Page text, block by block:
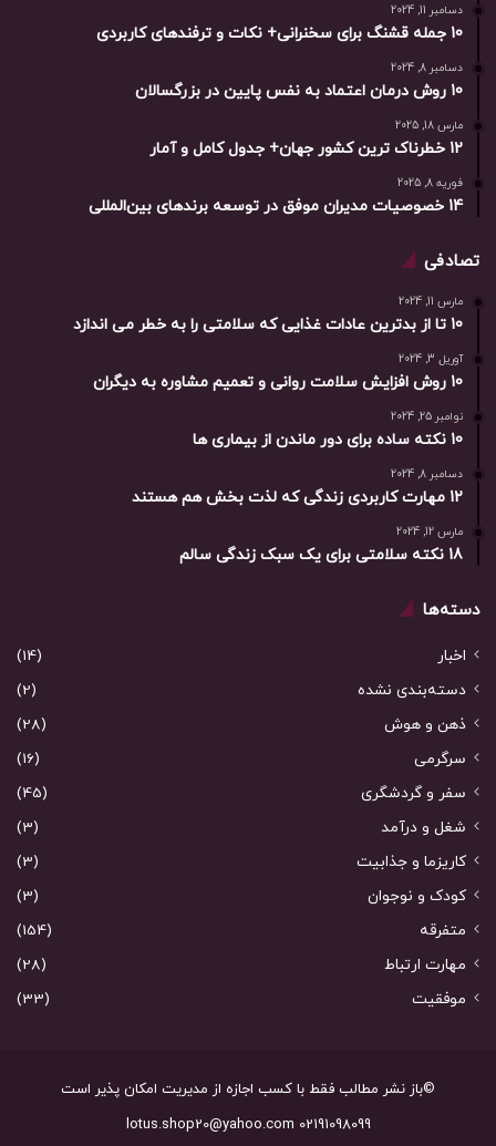
دسامبر 11, 2024
10 جمله قشنگ برای سخنرانی+ نکات و ترفندهای کاربردی
دسامبر 8, 2024
10 روش درمان اعتماد به نفس پایین در بزرگسالان
مارس 18, 2025
12 خطرناک ترین کشور جهان+ جدول کامل و آمار
فوریه 8, 2025
14 خصوصیات مدیران موفق در توسعه برندهای بین‌المللی
تصادفی
مارس 11, 2024
10 تا از بدترین عادات غذایی که سلامتی را به خطر می اندازد
آوریل 3, 2024
10 روش افزایش سلامت روانی و تعمیم مشاوره به دیگران
نوامبر 25, 2024
10 نکته ساده برای دور ماندن از بیماری ها
دسامبر 8, 2024
12 مهارت کاربردی زندگی که لذت بخش هم هستند
مارس 12, 2024
18 نکته سلامتی برای یک سبک زندگی سالم
دسته‌ها
اخبار
(14)
دسته‌بندی نشده
(2)
ذهن و هوش
(28)
سرگرمی
(16)
سفر و گردشگری
(45)
شغل و درآمد
(3)
کاریزما و جذابیت
(3)
کودک و نوجوان
(3)
متفرقه
(154)
مهارت ارتباط
(28)
موفقیت
(33)
©باز نشر مطالب فقط با کسب اجازه از مدیریت امکان پذیر است
02191098099 lotus.shop20@yahoo.com